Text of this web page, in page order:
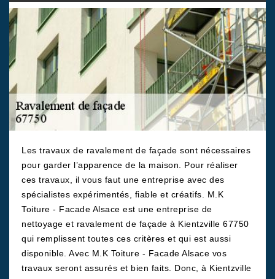
Les travaux de ravalement de façade sont nécessaires
pour garder l’apparence de la maison. Pour réaliser
ces travaux, il vous faut une entreprise avec des
spécialistes expérimentés, fiable et créatifs. M.K
Toiture - Facade Alsace est une entreprise de
nettoyage et ravalement de façade à Kientzville 67750
qui remplissent toutes ces critères et qui est aussi
disponible. Avec M.K Toiture - Facade Alsace vos
travaux seront assurés et bien faits. Donc, à Kientzville